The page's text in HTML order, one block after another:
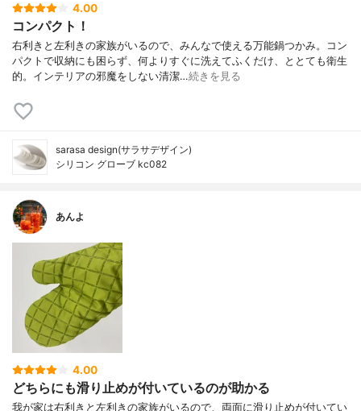
4.00
コンパクト！
右利きと左利きの家族がいるので、みんなで使える万能鍋つかみ。コン
パクトで収納にも困らず、何よりすぐに洗えてふくだけ、ととても衛生
的。インテリアの邪魔をしない清潔…続きを見る
sarasa design(サラサデザイン)
シリコン グローブ kc082
あんよ
4.00
どちらにも滑り止めが付いているのが助かる
我が家は右利きと左利きの家族がいるので、両面に滑り止めが付いてい